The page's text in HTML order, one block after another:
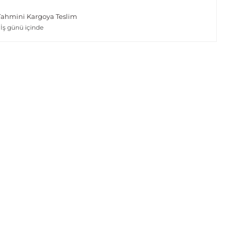
Kargoya Teslim
İş günü içinde